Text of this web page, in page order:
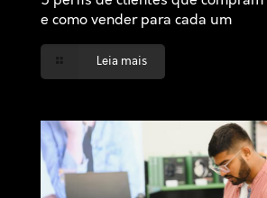
e como vender para cada um
Leia mais